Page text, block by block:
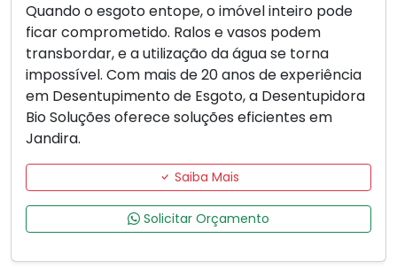
Quando o esgoto entope, o imóvel inteiro pode
ficar comprometido. Ralos e vasos podem
transbordar, e a utilização da água se torna
impossível. Com mais de 20 anos de experiência
em Desentupimento de Esgoto, a Desentupidora
Bio Soluções oferece soluções eficientes em
Jandira.
Saiba Mais
Solicitar Orçamento